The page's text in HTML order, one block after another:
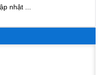
nhật ...